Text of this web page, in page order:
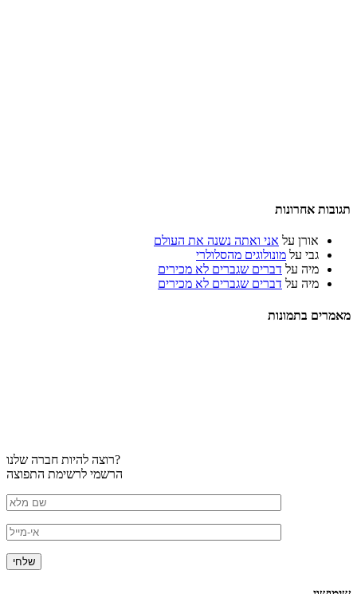
תגובות אחרונות
אורן על אני ואתה נשנה את העולם
גבי על מונולוגים מהסלולרי
מיה על דברים שגברים לא מכירים
מיה על דברים שגברים לא מכירים
מאמרים בתמונות
רוצה להיות חברה שלנו?
הרשמי לרשימת התפוצה